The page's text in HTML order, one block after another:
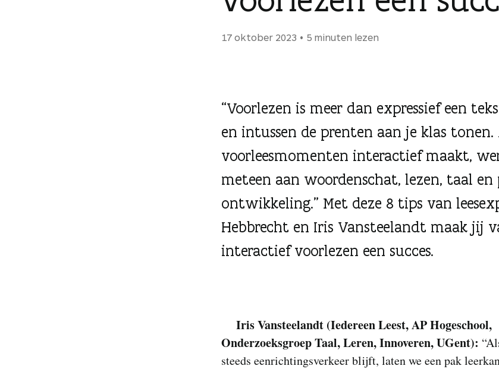
17 oktober 2023 5 minuten lezen
“Voorlezen is meer dan expressief een
en intussen de prenten aan je klas tonen.
voorleesmomenten interactief maakt,
meteen aan woordenschat, lezen, taal en
ontwikkeling.” Met deze 8 tips van
Hebbrecht en Iris Vansteelandt maak jij
interactief voorlezen een succes.
Iris Vansteelandt (Iedereen Leest, AP Hogeschool,
Onderzoeksgroep Taal, Leren, Innoveren, UGent):
steeds eenrichtingsverkeer blijft, laten we een pak